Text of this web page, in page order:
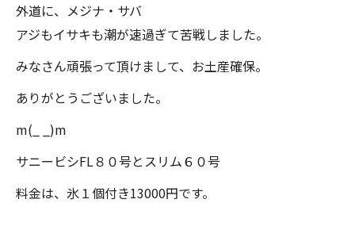
外道に、メジナ・サバ
アジもイサキも潮が速過ぎて苦戦しました。
みなさん頑張って頂けまして、お土産確保。
ありがとうございました。
m(_ _)m
サニービシFL８０号とスリム６０号
料金は、氷１個付き13000円です。